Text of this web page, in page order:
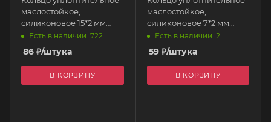
маслостойкое,
силиконовое 15*2 мм
AUTOBAHN88
Есть в наличии: 722
86 ₽/штука
В КОРЗИНУ
маслостойкое,
силиконовое 7*2 мм
AUTOBAHN88
Есть в наличии: 2
59₽/штука
В КОРЗИНУ